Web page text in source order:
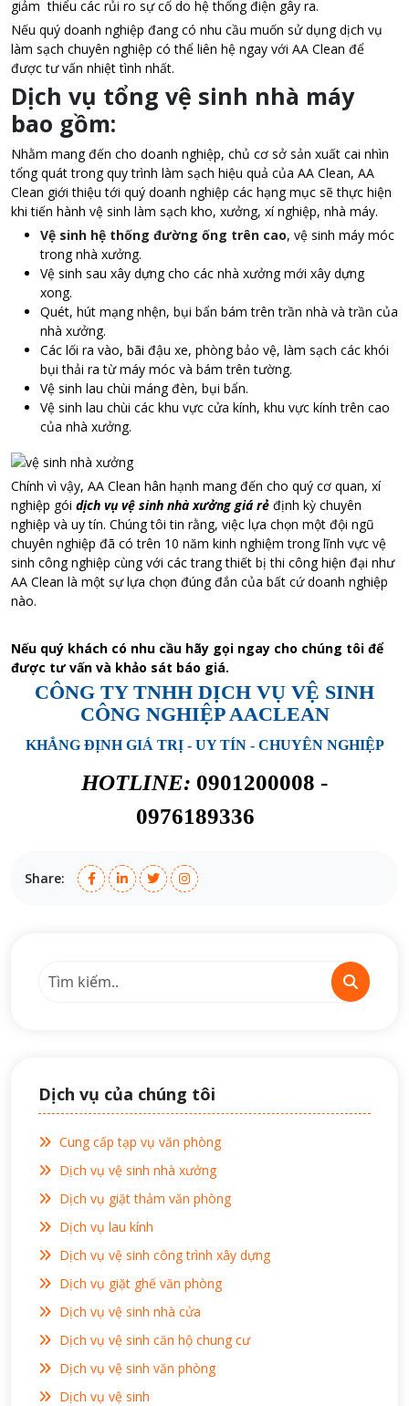
giảm thiểu các rủi ro sự cố do hệ thống điện gây ra.
Nếu quý doanh nghiệp đang có nhu cầu muốn sử dụng dịch vụ
làm sạch chuyên nghiệp có thể liên hệ ngay với AA Clean để
được tư vấn nhiệt tình nhất.
Dịch vụ tổng vệ sinh nhà máy
bao gồm:
Nhằm mang đến cho doanh nghiệp, chủ cơ sở sản xuất cai nhìn
tổng quát trong quy trình làm sạch hiệu quả của AA Clean, AA
Clean giới thiệu tới quý doanh nghiệp các hạng mục sẽ thực hiện
khi tiến hành vệ sinh làm sạch kho, xưởng, xí nghiệp, nhà máy.
Vệ sinh hệ thống đường ống trên cao, vệ sinh máy móc
trong nhà xưởng.
Vệ sinh sau xây dựng cho các nhà xưởng mới xây dựng
xong.
Quét, hút mạng nhện, bụi bẩn bám trên trần nhà và trần của
nhà xưởng.
Các lối ra vào, bãi đậu xe, phòng bảo vệ, làm sạch các khói
bụi thải ra từ máy móc và bám trên tường.
Vệ sinh lau chùi máng đèn, bụi bẩn.
Vệ sinh lau chùi các khu vực cửa kính, khu vực kính trên cao
của nhà xưởng.
Chính vì vậy, AA Clean hân hạnh mang đến cho quý cơ quan, xí
nghiệp gói dịch vụ vệ sinh nhà xưởng giá rẻ định kỳ chuyên
nghiệp và uy tín. Chúng tôi tin rằng, việc lựa chọn một đội ngũ
chuyên nghiệp đã có trên 10 năm kinh nghiệm trong lĩnh vực vệ
sinh công nghiệp cùng với các trang thiết bị thi công hiện đại như
AA Clean là một sự lựa chọn đúng đắn của bất cứ doanh nghiệp
nào.
Nếu quý khách có nhu cầu hãy gọi ngay cho chúng tôi để
được tư vấn và khảo sát báo giá.
CÔNG TY TNHH DỊCH VỤ VỆ SINH
CÔNG NGHIỆP AACLEAN
KHẲNG ĐỊNH GIÁ TRỊ - UY TÍN - CHUYÊN NGHIỆP
HOTLINE: 0901200008 -
0976189336
Share:
Dịch vụ của chúng tôi
Cung cấp tạp vụ văn phòng
Dịch vụ vệ sinh nhà xưởng
Dịch vụ giặt thảm văn phòng
Dịch vụ lau kính
Dịch vụ vệ sinh công trình xây dựng
Dịch vụ giặt ghế văn phòng
Dịch vụ vệ sinh nhà cửa
Dịch vụ vệ sinh căn hộ chung cư
Dịch vụ vệ sinh văn phòng
Dịch vụ vệ sinh